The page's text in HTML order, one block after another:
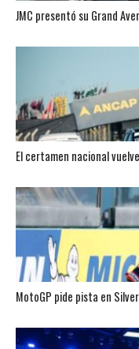
JMC presentó su Grand
El certamen nacional
MotoGP pide pista en